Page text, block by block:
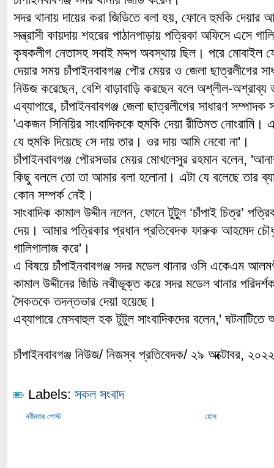
সদর থানায় দায়ের করা জিডিতে বলা হয়, ফোনে হুমকি দেয়ার
সন্ত্রাসী কায়দায় শহরের পাঠানপাড়ায় পত্রিকা অফিসে এসে
কৃষকলীগ নেতাসহ সবাই মদ্দপ অবস্থায় ছিল। পরে মোবাইল
দেয়ার সময় চাঁপাইনবাবগঞ্জ পৌর মেয়র ও জেলা ছাত্রলীগের
নিউজ করেছেন, বেশি বাড়াবাড়ি করছেন বলে অশ্লীল-অশ্রাব্য
এব্যাপারে, চাঁপাইনবাবগঞ্জ জেলা ছাত্রলীগের সাধারণ
'একজন সিনিয়ির সাংবাদিককে হুমকি দেয়া রীতিমত
যে হুমকি দিয়েছে সে দায় তার। ওর দায় আমি নেবো না'।
চাঁপাইনবাবগঞ্জ পৌরসভার মেয়র মোখলেসুর রহমান বলেন,
কিছু বললে তো তা আমার বলা হলোনা। এটা যে বলেছে তার
কোন সম্পর্ক নেই।
সাংবাদিক কামাল উদ্দীন নলেন, ফোনে টুটুল ‘চাঁপাই চিত্র’
দেয়। আমার পত্রিকার প্রধান প্রতিবেদক ফারুক আহমেদ
গালিগালাজ করে'।
এ বিষয়ে চাঁপাইনবাবগঞ্জ সদর মডেল থানার ওসি একেএম
কামাল উদ্দীনের জিডি নথীভূক্ত করে সদর মডেল থানার
সৈকতকে তদন্তভার দেয়া হয়েছে।
এব্যাপারে মেসবাহুল হক টুটুল সাংবাদিকদের বলেন,'
চাঁপাইনবাবগঞ্জ নিউজ/ নিজস্ব প্রতিবেদক/ ২৯ অক্টোবর, ২০২২
Labels: সকল সংবাদ
নবীনতর পোস্ট হোম